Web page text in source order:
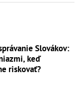
Slovákov:
keď
riskovať?